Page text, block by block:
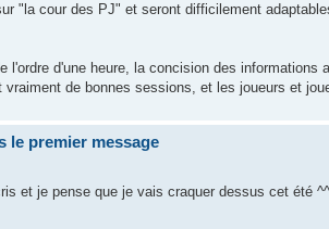
"la cour des PJ" et seront difficilement
l'ordre d'une heure, la concision des
de bonnes sessions, et les joueurs et
le premier message
et je pense que je vais craquer dessus cet été ^^